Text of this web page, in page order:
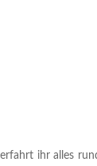
ihr alles